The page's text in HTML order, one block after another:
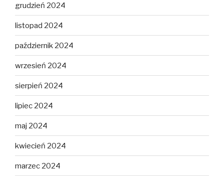
grudzień 2024
listopad 2024
październik 2024
wrzesień 2024
sierpień 2024
lipiec 2024
maj 2024
kwiecień 2024
marzec 2024